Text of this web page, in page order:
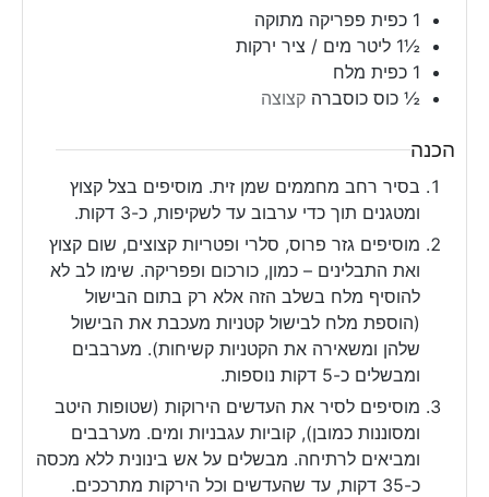
1 כפית פפריקה מתוקה
½1 ליטר מים / ציר ירקות
1 כפית מלח
½ כוס כוסברה קצוצה
הכנה
בסיר רחב מחממים שמן זית. מוסיפים בצל קצוץ
ומטגנים תוך כדי ערבוב עד לשקיפות, כ-3 דקות.
מוסיפים גזר פרוס, סלרי ופטריות קצוצים, שום קצוץ
ואת התבלינים – כמון, כורכום ופפריקה. שימו לב לא
להוסיף מלח בשלב הזה אלא רק בתום הבישול
(הוספת מלח לבישול קטניות מעכבת את הבישול
שלהן ומשאירה את הקטניות קשיחות). מערבבים
ומבשלים כ-5 דקות נוספות.
מוסיפים לסיר את העדשים הירוקות (שטופות היטב
ומסוננות כמובן), קוביות עגבניות ומים. מערבבים
ומביאים לרתיחה. מבשלים על אש בינונית ללא מכסה
כ-35 דקות, עד שהעדשים וכל הירקות מתרככים.